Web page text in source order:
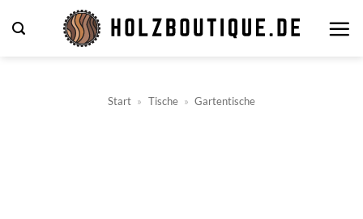
Inhalt
Start » Tische » Gartentische